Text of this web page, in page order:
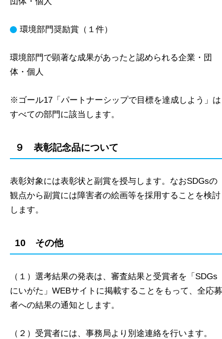
環境部門奨励賞（１件）
環境部門で顕著な成果があったと認められる企業・団
体・個人
※ゴール17「パートナーシップで目標を達成しよう」は
すべての部門に該当します。
９ 表彰記念品について
表彰対象には表彰状と副賞を授与します。なおSDGsの
観点から副賞には障害者の絵画等を採用することを検討
します。
10 その他
（１）選考結果の発表は、審査結果と受賞者を「SDGs
にいがた」WEBサイトに掲載することをもって、全応募
者への結果の通知とします。
（２）受賞者には、事務局より別途連絡を行います。